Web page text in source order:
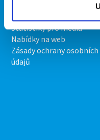
Statistiky pro média
Nabídky na web
Zásady ochrany osobních
údajů